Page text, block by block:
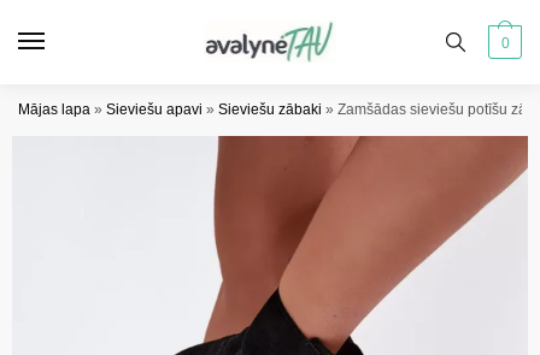
0
Mājas lapa » Sieviešu apavi » Sieviešu zābaki » Zamšādas sieviešu potīšu